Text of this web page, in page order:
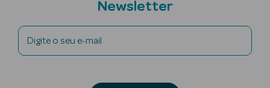
Lábios
Newsletter
Digite o seu e-mail